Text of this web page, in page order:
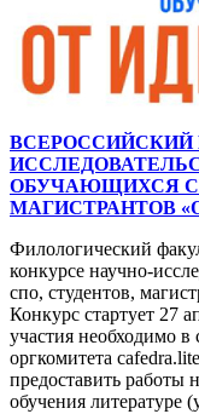
ВСЕРОССИЙСКИЙ
ОБУЧАЮЩИХСЯ
МАГИСТРАНТОВ
Филологический
конкурсе научно-
спо, студентов,
Конкурс стартует 27
участия необходимо в
оргкомитета
предоставить работы
обучения